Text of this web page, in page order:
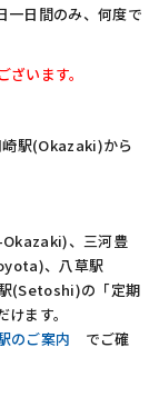
一日間のみ、何度で
います。
崎駅(Okazaki)から
、三河豊
、八草駅
(Setoshi)の「定期
ます。
のご案内 でご確